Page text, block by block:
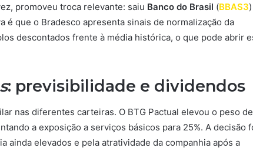
promoveu troca relevante: saiu Banco do Brasil (BBAS3
é que o Bradesco apresenta sinais de normalização da
descontados frente à média histórica, o que pode abrir
: previsibilidade e dividendos
nas diferentes carteiras. O BTG Pactual elevou o peso de
a exposição a serviços básicos para 25%. A decisão
ainda elevados e pela atratividade da companhia após a